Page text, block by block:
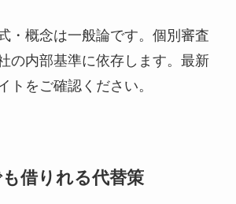
・概念は一般論です。個別審査
の内部基準に依存します。最新
トをご確認ください。
借りれる代替策